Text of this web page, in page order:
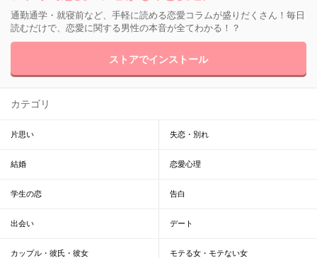
通勤通学・就寝前など、手軽に読める恋愛コラムが盛りだくさん！毎日
読むだけで、恋愛に関する男性の本音が全てわかる！？
ストアでインストール
カテゴリ
片思い 失恋・別れ
結婚 恋愛心理
学生の恋 告白
出会い デート
カップル・彼氏・彼女 モテる女・モテない女